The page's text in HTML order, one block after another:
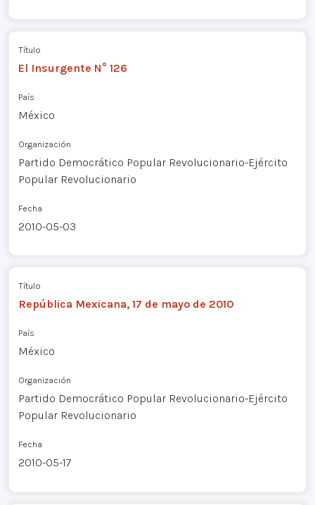
Título
El Insurgente N° 126
País
México
Organización
Partido Democrático Popular Revolucionario-Ejército
Popular Revolucionario
Fecha
2010-05-03
Título
República Mexicana, 17 de mayo de 2010
País
México
Organización
Partido Democrático Popular Revolucionario-Ejército
Popular Revolucionario
Fecha
2010-05-17